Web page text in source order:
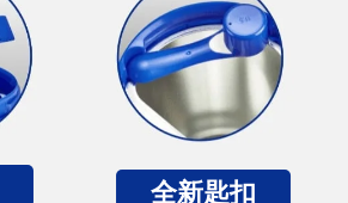
全新匙扣